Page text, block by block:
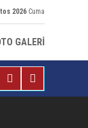
2026 Cuma
GALERİ
önünde tarihi